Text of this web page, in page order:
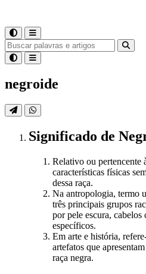
negroide
Significado de
Relativo ou pertencente
características físicas
dessa raça.
Na antropologia, termo
três principais grupos
por pele escura, cabelos
específicos.
Em arte e história,
artefatos que
raça negra.